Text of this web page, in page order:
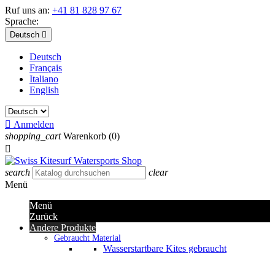
Ruf uns an: +41 81 828 97 67
Sprache:
Deutsch 
Deutsch
Français
Italiano
English
 Anmelden
shopping_cart Warenkorb (0)

search
clear
Menü
Menü
Zurück
Andere Produkte
Gebraucht Material
Wasserstartbare Kites gebraucht